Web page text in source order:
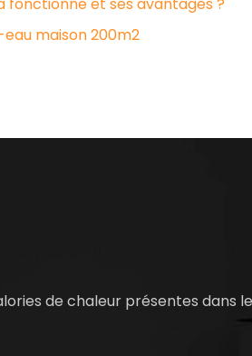
maison 200m2
de chaleur présentes dans le